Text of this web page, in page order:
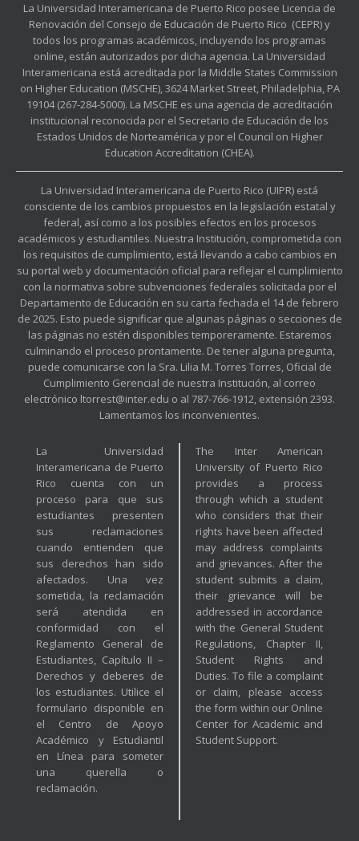
La Universidad Interamericana de Puerto Rico posee Licencia de
Renovación del Consejo de Educación de Puerto Rico (CEPR) y
todos los programas académicos, incluyendo los programas
online, están autorizados por dicha agencia. La Universidad
Interamericana está acreditada por la Middle States Commission
on Higher Education (MSCHE), 3624 Market Street, Philadelphia, PA
19104 (267-284-5000). La MSCHE es una agencia de acreditación
institucional reconocida por el Secretario de Educación de los
Estados Unidos de Norteamérica y por el Council on Higher
Education Accreditation (CHEA).
La Universidad Interamericana de Puerto Rico (UIPR) está
consciente de los cambios propuestos en la legislación estatal y
federal, así como a los posibles efectos en los procesos
académicos y estudiantiles. Nuestra Institución, comprometida con
los requisitos de cumplimiento, está llevando a cabo cambios en
su portal web y documentación oficial para reflejar el cumplimiento
con la normativa sobre subvenciones federales solicitada por el
Departamento de Educación en su carta fechada el 14 de febrero
de 2025. Esto puede significar que algunas páginas o secciones de
las páginas no estén disponibles temporeramente. Estaremos
culminando el proceso prontamente. De tener alguna pregunta,
puede comunicarse con la Sra. Lilia M. Torres Torres, Oficial de
Cumplimiento Gerencial de nuestra Institución, al correo
electrónico ltorrest@inter.edu o al 787-766-1912, extensión 2393.
Lamentamos los inconvenientes.
La Universidad
Interamericana de Puerto
Rico cuenta con un
proceso para que sus
estudiantes presenten
sus reclamaciones
cuando entienden que
sus derechos han sido
afectados. Una vez
sometida, la reclamación
será atendida en
conformidad con el
Reglamento General de
Estudiantes, Capítulo II –
Derechos y deberes de
los estudiantes. Utilice el
formulario disponible en
el Centro de Apoyo
Académico y Estudiantil
en Línea para someter
una querella o
reclamación.
The Inter American
University of Puerto Rico
provides a process
through which a student
who considers that their
rights have been affected
may address complaints
and grievances. After the
student submits a claim,
their grievance will be
addressed in accordance
with the General Student
Regulations, Chapter II,
Student Rights and
Duties. To file a complaint
or claim, please access
the form within our Online
Center for Academic and
Student Support.